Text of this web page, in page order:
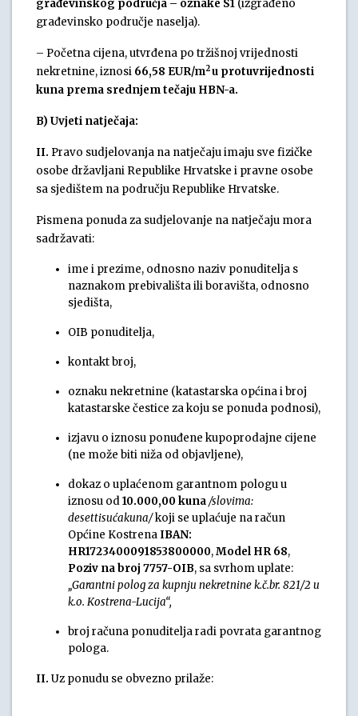
građevinskog područja – oznake S1 (izgrađeno
građevinsko područje naselja).
– Početna cijena, utvrđena po tržišnoj vrijednosti
nekretnine, iznosi 66,58 EUR/m2u protuvrijednosti
kuna prema srednjem tečaju HBN-a.
B) Uvjeti natječaja:
II. Pravo sudjelovanja na natječaju imaju sve fizičke
osobe državljani Republike Hrvatske i pravne osobe
sa sjedištem na području Republike Hrvatske.
Pismena ponuda za sudjelovanje na natječaju mora
sadržavati:
ime i prezime, odnosno naziv ponuditelja s
naznakom prebivališta ili boravišta, odnosno
sjedišta,
OIB ponuditelja,
kontakt broj,
oznaku nekretnine (katastarska općina i broj
katastarske čestice za koju se ponuda podnosi),
izjavu o iznosu ponuđene kupoprodajne cijene
(ne može biti niža od objavljene),
dokaz o uplaćenom garantnom pologu u
iznosu od10.000,00 kuna/slovima:
desettisućakuna/koji se uplaćuje na račun
Općine KostrenaIBAN:
HR1723400091853800000,Model HR 68,
Poziv na broj 7757-OIB, sa svrhom uplate:
„Garantni polog za kupnju nekretnine k.č.br. 821/2 u
k.o. Kostrena-Lucija“,
broj računa ponuditelja radi povrata garantnog
pologa.
II. Uz ponudu se obvezno prilaže: